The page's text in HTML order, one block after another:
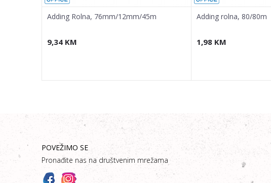
Adding Rolna, 76mm/12mm/45m
9,34 KM
Adding rolna, 80/80m
1,98 KM
POVEŽIMO SE
Pronađite nas na društvenim mrežama